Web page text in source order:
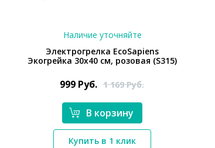
*}
Наличие уточняйте
Электрогрелка EcoSapiens
Экогрейка 30х40 см, розовая (S315)
999 Руб. 1 169Руб.
В корзину
Купить в 1 клик